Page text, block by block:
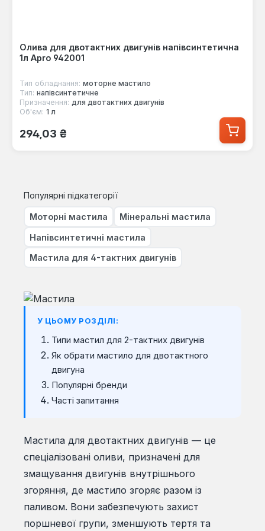
Олива для двотактних двигунів напівсинтетична
1л Apro 942001
Тип обладнання: моторне мастило
Тип: напівсинтетичне
Призначення: для двотактних двигунів
Об'єм: 1 л
Звичайна ціна:
294,03 ₴
Популярні підкатегорії
Моторні мастила Мінеральні мастила
Напівсинтетичні мастила
Мастила для 4-тактних двигунів
У ЦЬОМУ РОЗДІЛІ:
Типи мастил для 2-тактних двигунів
Як обрати мастило для двотактного
двигуна
Популярні бренди
Часті запитання
Мастила для двотактних двигунів — це
спеціалізовані оливи, призначені для
змащування двигунів внутрішнього
згоряння, де мастило згоряє разом із
паливом. Вони забезпечують захист
поршневої групи, зменшують тертя та